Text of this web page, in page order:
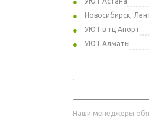
Новосибирск,
УЮТ в тц Апорт
УЮТ Алматы
Наши менеджеры